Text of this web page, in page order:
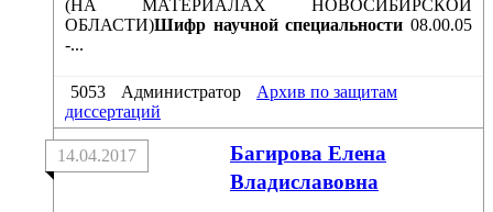
(НА МАТЕРИАЛАХ НОВОСИБИРСКОЙ
ОБЛАСТИ)Шифр научной специальности 08.00.05
-...
5053 Администратор
Архив по защитам
диссертаций
Багирова Елена
Владиславовна
14.04.2017